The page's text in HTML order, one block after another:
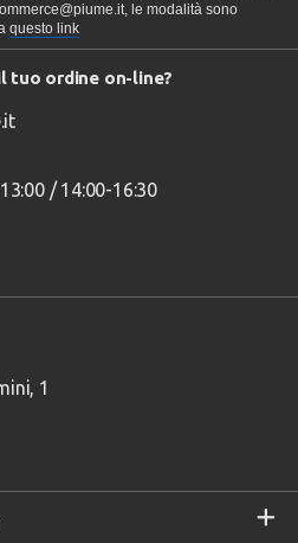
le modalità sono
questo link
tuo ordine on-line?
/ 14:00-16:30
1